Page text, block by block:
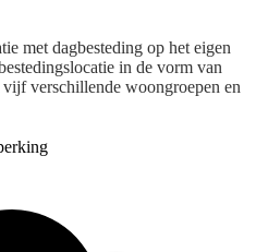
met dagbesteding op het eigen
in de vorm van
verschillende woongroepen en